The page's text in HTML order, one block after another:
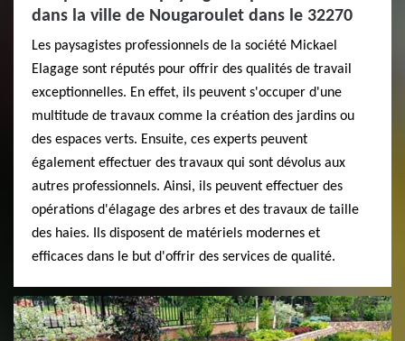
dans la ville de Nougaroulet dans le 32270
Les paysagistes professionnels de la société Mickael
Elagage sont réputés pour offrir des qualités de travail
exceptionnelles. En effet, ils peuvent s'occuper d'une
multitude de travaux comme la création des jardins ou
des espaces verts. Ensuite, ces experts peuvent
également effectuer des travaux qui sont dévolus aux
autres professionnels. Ainsi, ils peuvent effectuer des
opérations d'élagage des arbres et des travaux de taille
des haies. Ils disposent de matériels modernes et
efficaces dans le but d'offrir des services de qualité.